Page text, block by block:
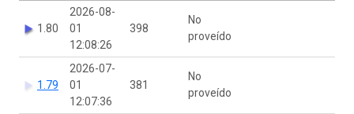
1.80
2026-08-
01
12:08:26
398
No
proveído
1.79
2026-07-
01
12:07:36
381
No
proveído